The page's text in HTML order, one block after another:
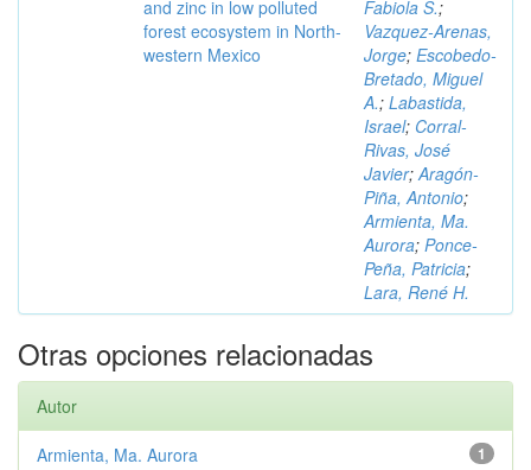
and zinc in low polluted
forest ecosystem in North-
western Mexico
Fabiola S.;
Vazquez-Arenas,
Jorge; Escobedo-
Bretado, Miguel
A.; Labastida,
Israel; Corral-
Rivas, José
Javier;Aragón-
Piña, Antonio;
Armienta, Ma.
Aurora; Ponce-
Peña, Patricia;
Lara, René H.
Otras opciones relacionadas
Autor
1
Armienta, Ma. Aurora